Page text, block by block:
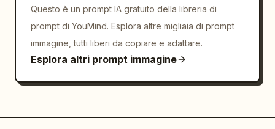
Questo è un prompt IA gratuito della libreria di
prompt di YouMind. Esplora altre migliaia di prompt
immagine, tutti liberi da copiare e adattare.
Esplora altri prompt immagine